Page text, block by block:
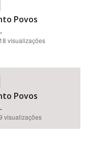
Povos
visualizações
Povos
visualizações